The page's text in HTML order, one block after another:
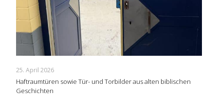
25. April 2026
Haftraumtüren sowie Tür- und Torbilder aus alten biblischen
Geschichten